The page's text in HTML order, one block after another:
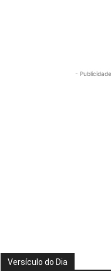
-
Versículo do Dia